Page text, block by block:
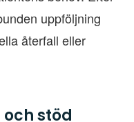
uppföljning
återfall eller
stöd